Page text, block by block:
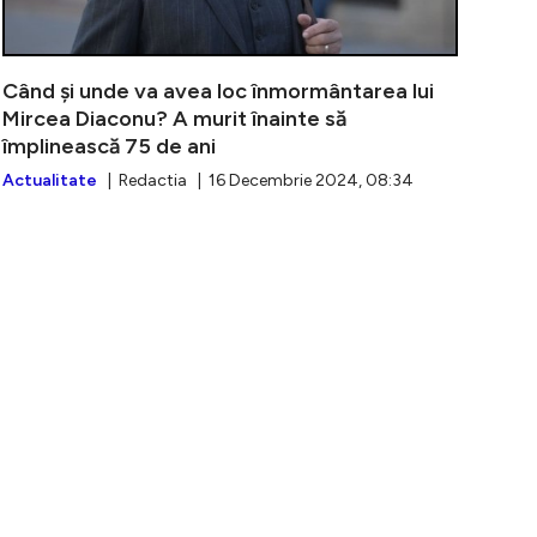
Când și unde va avea loc înmormântarea lui
Mircea Diaconu? A murit înainte să
împlinească 75 de ani
Actualitate | Redactia | 16 Decembrie 2024, 08:34